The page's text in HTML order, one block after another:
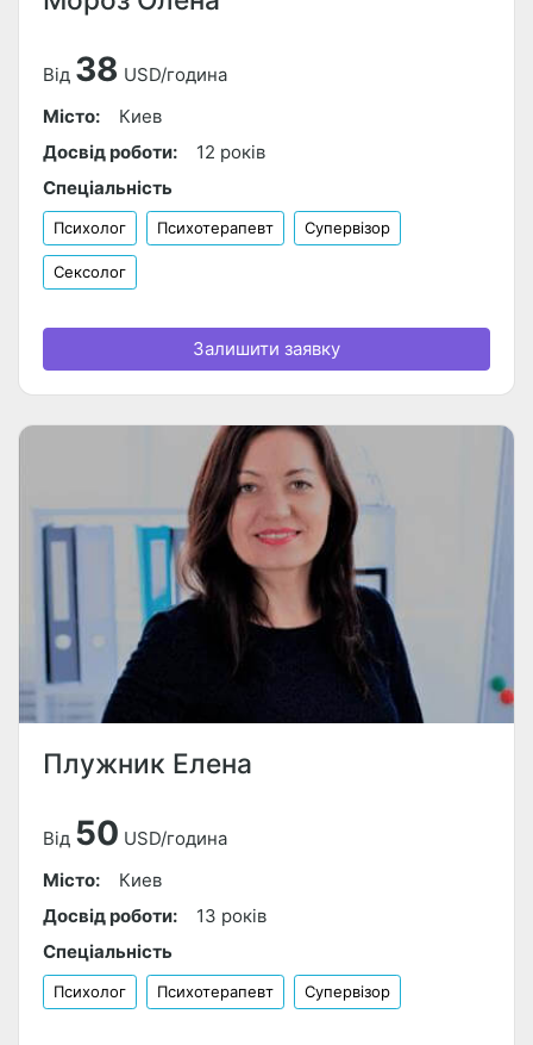
Від 38 USD/година
Місто:
Киев
Досвід роботи:
12 років
Спеціальність
Психолог Психотерапевт Супервізор
Сексолог
Залишити заявку
Плужник Елена
Від 50 USD/година
Місто:
Киев
Досвід роботи:
13 років
Спеціальність
Психолог Психотерапевт Супервізор